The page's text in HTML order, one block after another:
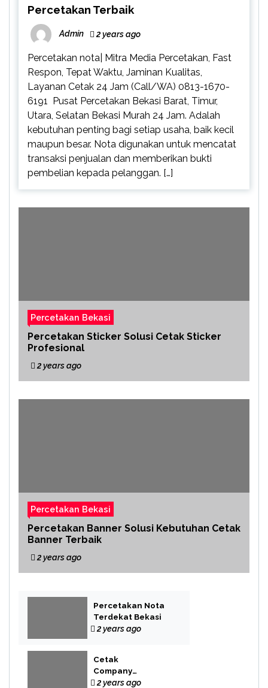
Percetakan Terbaik
Admin 2 years ago
Percetakan nota| Mitra Media Percetakan, Fast
Respon, Tepat Waktu, Jaminan Kualitas,
Layanan Cetak 24 Jam (Call/WA) 0813-1670-
6191 Pusat Percetakan Bekasi Barat, Timur,
Utara, Selatan Bekasi Murah 24 Jam. Adalah
kebutuhan penting bagi setiap usaha, baik kecil
maupun besar. Nota digunakan untuk mencatat
transaksi penjualan dan memberikan bukti
pembelian kepada pelanggan. […]
Percetakan Bekasi
Percetakan Sticker Solusi Cetak Sticker
Profesional
2 years ago
Percetakan Bekasi
Percetakan Banner Solusi Kebutuhan Cetak
Banner Terbaik
2 years ago
Percetakan Nota
Terdekat Bekasi
2 years ago
Cetak
Company
Profile Bekasi
2 years ago